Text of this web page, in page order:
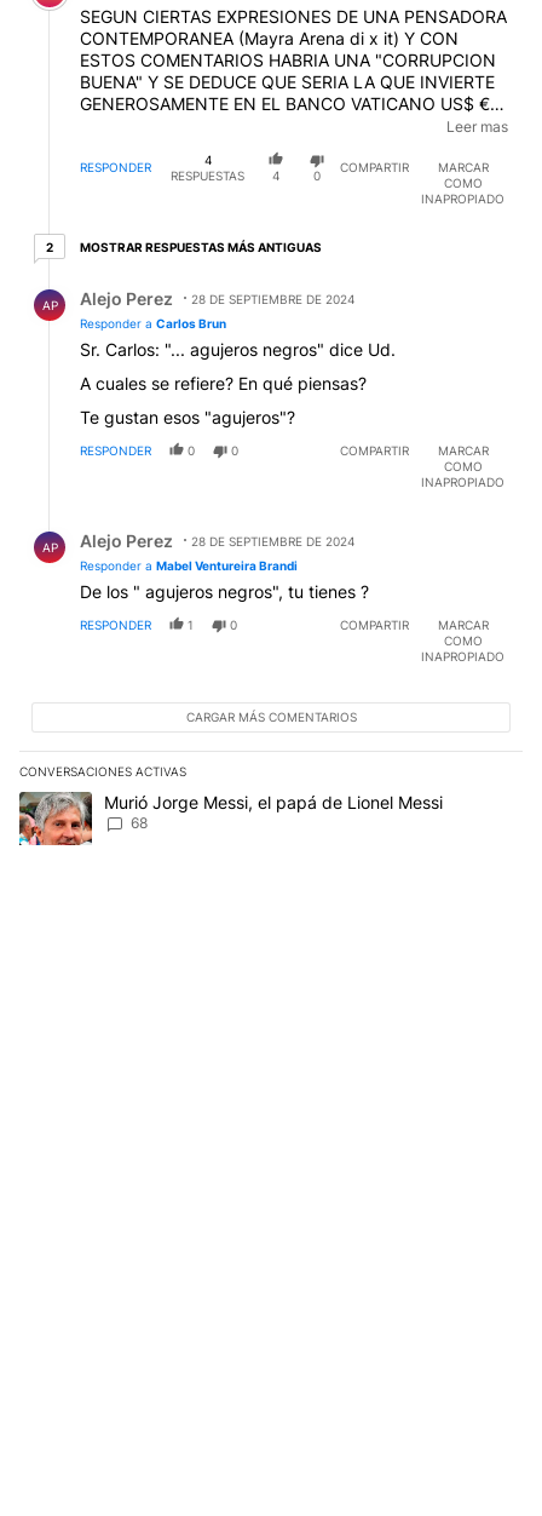
SEGUN CIERTAS EXPRESIONES DE UNA PENSADORA
CONTEMPORANEA (Mayra Arena di x it) Y CON
ESTOS COMENTARIOS HABRIA UNA "CORRUPCION
BUENA" Y SE DEDUCE QUE SERIA LA QUE INVIERTE
GENEROSAMENTE EN EL BANCO VATICANO US$ €€
OPERACION SOSPECHOSA NI SE AVERIGUA EL
ORIGEN DE LOS FONDOS NO??
Leer mas
RESPONDER
4
RESPUESTAS
4 0
COMPARTIR
MARCAR
COMO
INAPROPIADO
22 respuestas más antiguas
MOSTRAR RESPUESTAS MÁS ANTIGUAS
AP Alejo Perez
28 DE SEPTIEMBRE DE 2024
Responder a Carlos Brun
Sr. Carlos: "... agujeros negros" dice Ud.
A cuales se refiere? En qué piensas?
Te gustan esos "agujeros"?
RESPONDER 0 0 COMPARTIR
MARCAR
COMO
INAPROPIADO
AP Alejo Perez
28 DE SEPTIEMBRE DE 2024
Responder a Mabel Ventureira Brandi
De los " agujeros negros", tu tienes ?
RESPONDER 1 0 COMPARTIR
MARCAR
COMO
INAPROPIADO
CARGAR MÁS COMENTARIOS
CONVERSACIONES ACTIVAS
Este listado muestra los artículos con más comentarios en los
Un artículo de tendencia con el título "Murió Jorge Messi, el
Murió Jorge Messi, el papá de Lionel Messi
68